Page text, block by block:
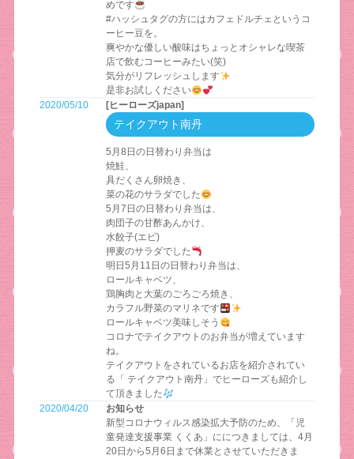
めです
#ハッシュタグの方にはカフェドルチェというコ
ーヒー豆を。
爽やかな優しい酸味はちょっとオシャレな喫茶
店で飲むコーヒーみたい(笑)
気分がリフレッシュします
是非お試しください
2020/05/10
[ヒーローズjapan]
テイクアウト南丹
5月8日の日替わり弁当は
焼鮭、
具だくさん卵焼き、
菜の花のサラダでした
5月7日の日替わり弁当は、
肉団子の甘酢あんかけ、
水餃子(エビ)
押麦のサラダでした
明日5月11日の日替わり弁当は、
ロールキャベツ、
鶏胸肉と大葉のごろごろ焼き、
カラフル野菜のマリネです
ロールキャベツ美味しそう
コロナでテイクアウトのお弁当が増えています
ね。
テイクアウトをされているお店を紹介されてい
る「 テイクアウト南丹」でヒーローズも紹介し
て頂きました
2020/04/20
お知らせ
新型コロナウィルス感染拡大予防のため、「児
童発達支援事業 くくあ」ににつきましては、4月
20日から5月6日まで休業とさせていただきま